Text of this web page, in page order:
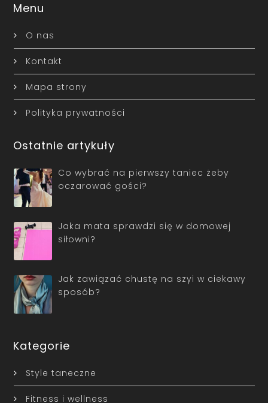
Menu
O nas
Kontakt
Mapa strony
Polityka prywatności
Ostatnie artykuły
Co wybrać na pierwszy taniec żeby
oczarować gości?
Jaka mata sprawdzi się w domowej
siłowni?
Jak zawiązać chustę na szyi w ciekawy
sposób?
Kategorie
Style taneczne
Fitness i wellness